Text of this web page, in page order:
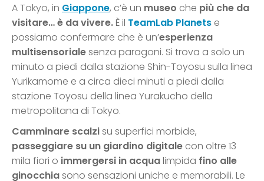
A Tokyo, in Giappone, c’è un museo che più che da
visitare… è da vivere.È il TeamLab Planets e
possiamo confermare che è un’esperienza
multisensorialesenza paragoni. Si trova a solo un
minuto a piedi dalla stazione Shin-Toyosu sulla linea
Yurikamome e a circa dieci minuti a piedi dalla
stazione Toyosu della linea Yurakucho della
metropolitana di Tokyo.
Camminare scalzisu superfici morbide,
passeggiare su un giardino digitale con oltre 13
mila fiori o immergersi in acqualimpida fino alle
ginocchiasono sensazioni uniche e memorabili. Le